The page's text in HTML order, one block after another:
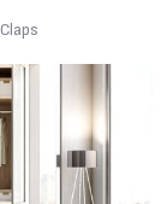
Claps